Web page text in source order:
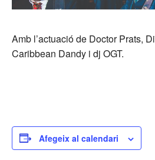
Amb l’actuació de Doctor Prats,
Caribbean Dandy i dj OGT.
Afegeix al calendari